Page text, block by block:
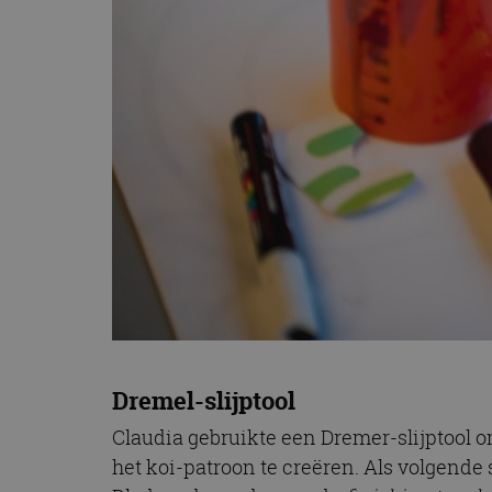
Dremel-slijptool
Claudia gebruikte een Dremer-slijptool
het koi-patroon te creëren. Als
CookieScriptConsent
Naam
_ga
Naam
Aanbieder
Domein
_fbp
Meta
Naam
omx_consent